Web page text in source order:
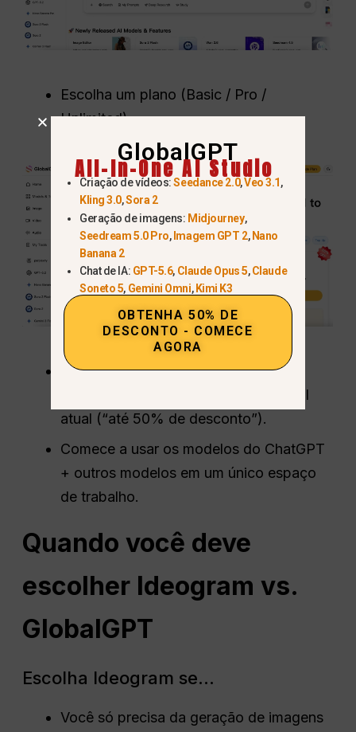
Escolha um plano (Basic / Pro /
Unlimited).
A promoção deve ser aplicada como
parte da mensagem da oferta sazonal
atual (“até 50% de desconto”).
Comece a usar os modelos do ChatGPT
+ outros modelos em um único espaço
de trabalho.
Quando você deve
escolher Ideogram vs.
GlobalGPT
Escolha Ideogram se...
Você só precisa da geração de imagens
GlobalGPT
All-In-One AI Studio
Criação de vídeos:Seedance 2.0,Veo 3.1,
Kling 3.0,Sora 2
Geração de imagens: Midjourney,
Seedream 5.0 Pro,Imagem GPT 2,Nano
Banana 2
Chat de IA: GPT-5.6, Claude Opus 5,Claude
Soneto 5, Gemini Omni,Kimi K3
OBTENHA 50% DE
DESCONTO - COMECE
AGORA